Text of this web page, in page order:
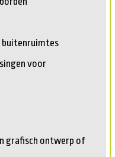
buitenruimtes
voor
grafisch ontwerp of